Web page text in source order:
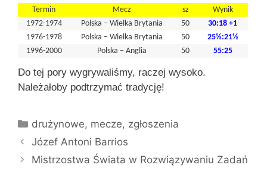
Termin Mecz sz
Wynik
1972-1974
Polska – Wielka Brytania 50
30:18 +1
1976-1978
Polska – Wielka Brytania 50
25½:21½
1996-2000
Polska – Anglia 50 55:25
Do tej pory wygrywaliśmy, raczej wysoko.
Należałoby podtrzymać tradycję!
Kategorie
drużynowe, mecze, zgłoszenia
Józef Antoni Barrios
Mistrzostwa Świata w Rozwiązywaniu Zadań